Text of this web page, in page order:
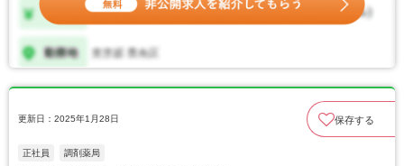
更新日：2025年1月28日 保存する
正社員 調剤薬局